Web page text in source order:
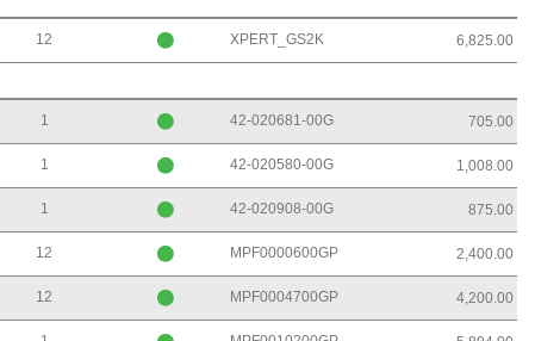
12 XPERT_GS2K 6,825.00
1 42-020681-00G 705.00
1 42-020580-00G 1,008.00
1 42-020908-00G 875.00
12 MPF0000600GP 2,400.00
12 MPF0004700GP 4,200.00